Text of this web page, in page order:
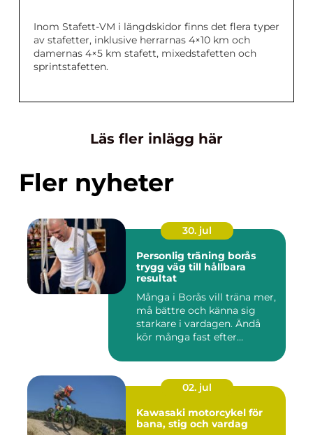
Inom Stafett-VM i längdskidor finns det flera typer
av stafetter, inklusive herrarnas 4×10 km och
damernas 4×5 km stafett, mixedstafetten och
sprintstafetten.
Läs fler inlägg här
Fler nyheter
30. jul
Personlig träning borås
trygg väg till hållbara
resultat
Många i Borås vill träna mer,
må bättre och känna sig
starkare i vardagen. Ändå
kör många fast efter...
02. jul
Kawasaki motorcykel för
bana, stig och vardag